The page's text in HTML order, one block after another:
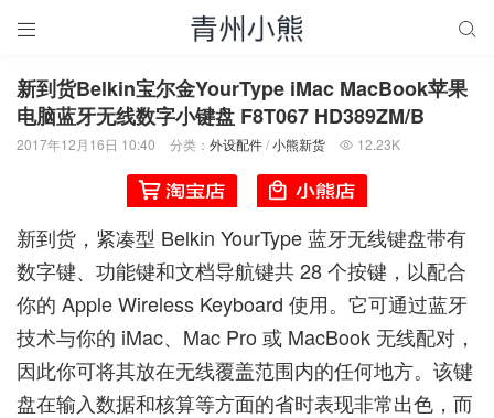
 
新到货Belkin宝尔金YourType iMac MacBook苹果
电脑蓝牙无线数字小键盘 F8T067 HD389ZM/B
2017年12月16日 10:40 分类： 外设配件/小熊新货  12.23K
新到货，紧凑型 Belkin YourType 蓝牙无线键盘带有
数字键、功能键和文档导航键共 28 个按键，以配合
你的 Apple Wireless Keyboard 使用。它可通过蓝牙
技术与你的 iMac、Mac Pro 或 MacBook 无线配对，
因此你可将其放在无线覆盖范围内的任何地方。该键
盘在输入数据和核算等方面的省时表现非常出色，而